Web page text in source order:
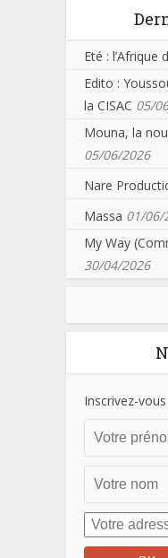
Eté : l’Afrique
Edito :
la CISAC 05/
Mouna, la
05/06/2026
Nare
Massa 01/06/
My Way
30/04/2026
Inscrivez-